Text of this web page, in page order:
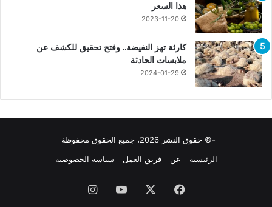
هذا السعر
2023-11-20
كارثة تهز النفيضة.. وفتح تحقيق للكشف عن
ملابسات الحادثة
2024-01-29
-© حقوق النشر 2026، جميع الحقوق محفوظة
الرئيسية
عن فريق العمل سياسة الخصوصية
فيسبوك يوتيوبانستقرام